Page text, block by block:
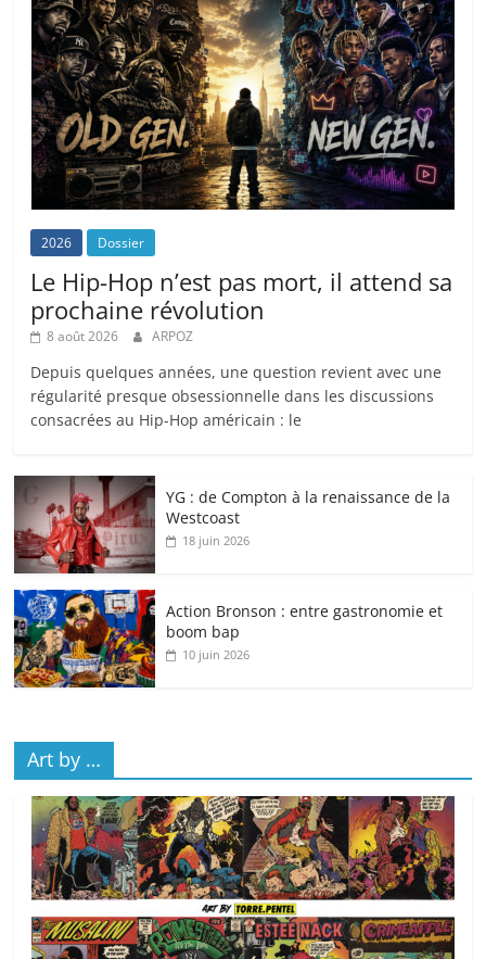
2026 Dossier
Le Hip-Hop n’est pas mort, il attend sa
prochaine révolution
8 août 2026 ARPOZ
Depuis quelques années, une question revient avec une
régularité presque obsessionnelle dans les discussions
consacrées au Hip-Hop américain : le
YG : de Compton à la renaissance de la
Westcoast
18 juin 2026
Action Bronson : entre gastronomie et
boom bap
10 juin 2026
Art by …